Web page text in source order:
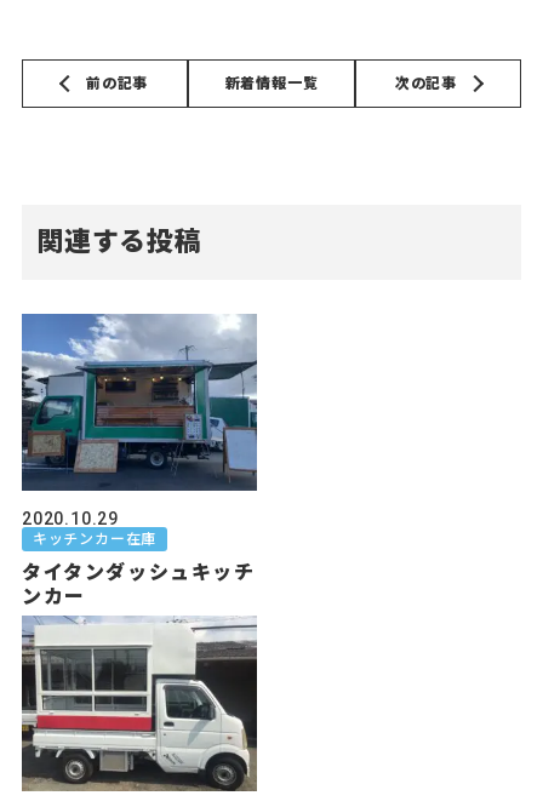
前の記事 次の記事
新着情報一覧
関連する投稿
2020.10.29
キッチンカー在庫
タイタンダッシュキッチ
ンカー